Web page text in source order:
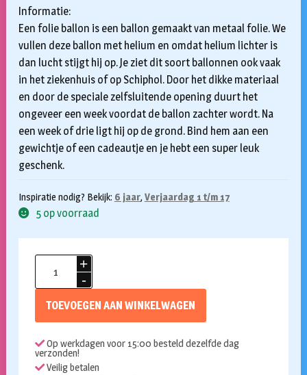
Informatie:
Een folie ballon is een ballon gemaakt van metaal folie. We
vullen deze ballon met helium en omdat helium lichter is
dan lucht stijgt hij op. Je ziet dit soort ballonnen ook vaak
in het ziekenhuis of op Schiphol. Door het dikke materiaal
en door de speciale zelfsluitende opening duurt het
ongeveer een week voordat de ballon zachter wordt. Na
een week of drie ligt hij op de grond. Bind hem aan een
gewichtje of een cadeautje en je hebt een super leuk
geschenk.
Inspiratie nodig? Bekijk: 6 jaar, Verjaardag 1 t/m 17
5 op voorraad
Folieballon
Confetti
aantal
TOEVOEGEN AAN WINKELWAGEN
Op werkdagen voor 15:00 besteld dezelfde dag
verzonden!
Veilig betalen